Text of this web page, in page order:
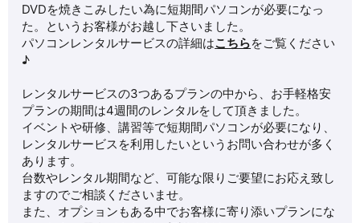
DVDを焼きこみしたい為に短期間パソコンが必要になっ
た。というお客様がお越し下さいました。
パソコンレンタルサービスの詳細はこちらをご覧ください
♪
レンタルサービスの3つあるプランの中から、お手軽格安
プランの期間は4週間のレンタルをして頂きました。
イベントや研修、講習等で短期間パソコンが必要になり、
レンタルサービスを利用したいというお問い合わせが多く
あります。
台数やレンタル期間など、可能な限りご要望にお応え致し
ますのでご相談くださいませ。
また、オプションもある中でお客様に寄り添いプランにな